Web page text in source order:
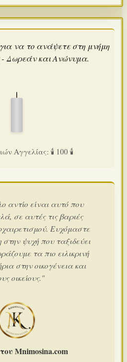
να το ανάψετε στη μνήμη
- Δωρεάν και Ανώνυμα.
Αγγελίας: 🕯️ 100 🕯️
αντίο είναι αυτό που
σε αυτές τις βαριές
Ευχόμαστε
ψυχή που ταξιδεύει
τα πιο ειλικρινή
στην οικογένεια και
οικείους."
Mnimosina.com